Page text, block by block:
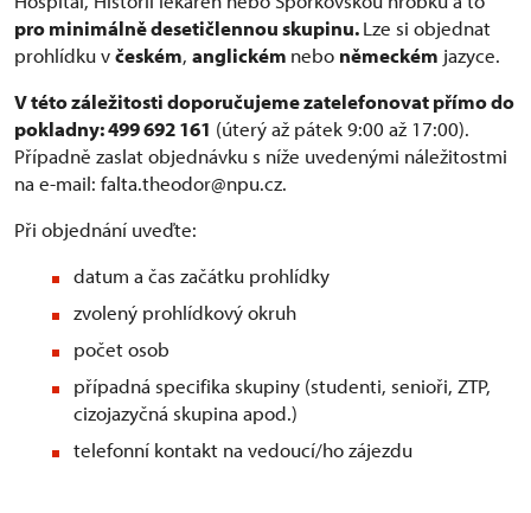
pro minimálně desetičlennou skupinu.Lze si objednat
prohlídku včeském, anglickém nebo německém jazyce.
V této záležitosti doporučujeme zatelefonovat přímo do
pokladny: 499 692 161 (úterý až pátek 9:00 až 17:00).
Případně zaslat objednávku s níže uvedenými náležitostmi
na e-mail: falta.theodor@npu.cz.
Při objednání uveďte:
datum a čas začátku prohlídky
zvolený prohlídkový okruh
počet osob
případná specifika skupiny (studenti, senioři, ZTP,
cizojazyčná skupina apod.)
telefonní kontakt na vedoucí/ho zájezdu